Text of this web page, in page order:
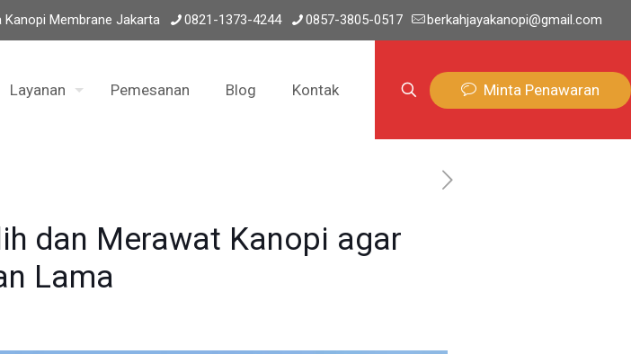
Kanopi Membrane Jakarta 0821-1373-4244 0857-3805-0517 berkahjayakanopi@gmail.com
Layanan Pemesanan Blog Kontak Minta Penawaran
dan Merawat Kanopi agar
Lama